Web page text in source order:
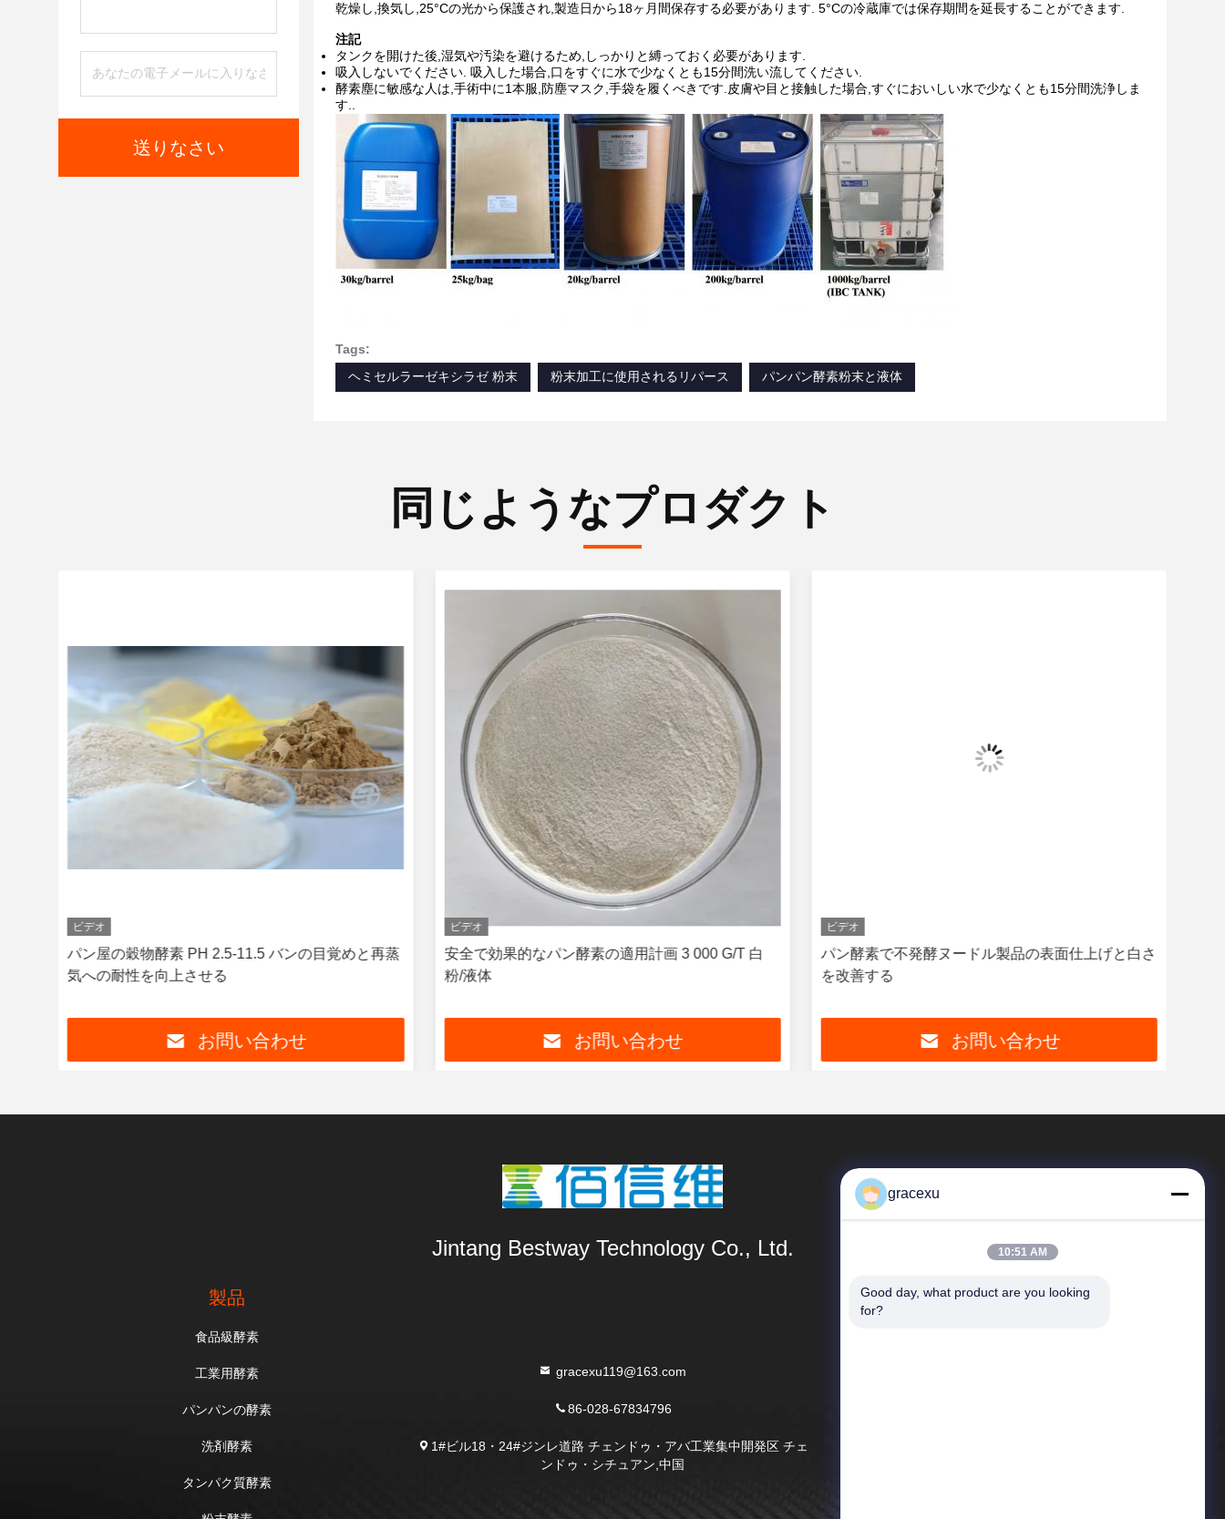
送りなさい
乾燥し,換気し,25°Cの光から保護され,製造日から18ヶ月間保存する必要があります. 5°Cの冷蔵庫では保存期間を延長することができます.
注記
タンクを開けた後,湿気や汚染を避けるため,しっかりと縛っておく必要があります.
吸入しないでください. 吸入した場合,口をすぐに水で少なくとも15分間洗い流してください.
酵素塵に敏感な人は,手術中に1本服,防塵マスク,手袋を履くべきです.皮膚や目と接触した場合,すぐにおいしい水で少なくとも15分間洗浄しま
す..
Tags:
ヘミセルラーゼキシラゼ 粉末
粉末加工に使用されるリパース パンパン酵素粉末と液体
同じようなプロダクト
ビデオ
パン屋の穀物酵素 PH 2.5-11.5 バンの目覚めと再蒸
気への耐性を向上させる
お問い合わせ
ビデオ
安全で効果的なパン酵素の適用計画 3 000 G/T 白
粉/液体
お問い合わせ
ビデオ
パン酵素で不発酵ヌードル製品の表面仕上げと白さ
を改善する
お問い合わせ
Jintang Bestway Technology Co., Ltd.
製品
食品級酵素
工業用酵素
パンパンの酵素
洗剤酵素
タンパク質酵素
gracexu119@163.com
86-028-67834796
1#ビル18・24#ジンレ道路 チェンドゥ・アバ工業集中開発区 チェ
ンドゥ・シチュアン,中国
SAIKESAISI水素エナジー
gracexu
10:51 AM
Good day, what product are you looking
for?